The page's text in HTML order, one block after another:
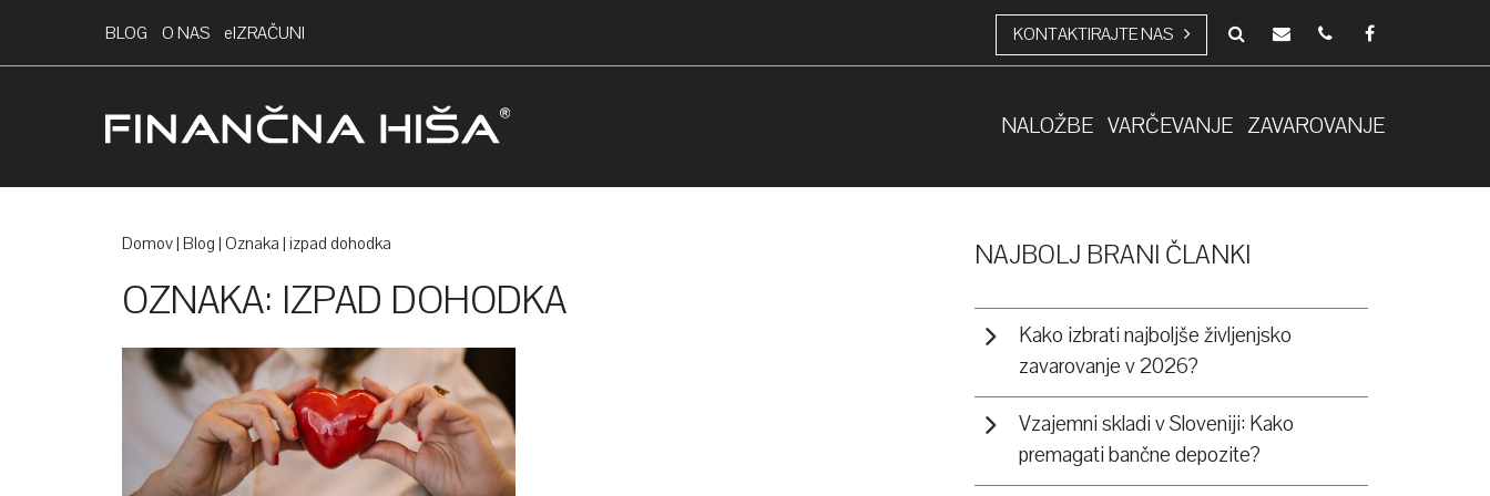
BLOG O NAS EIZRAČUNI KONTAKTIRAJTE NAS
NALOŽBE VARČEVANJE ZAVAROVANJE
Domov Blog Oznaka izpad dohodka
OZNAKA: IZPAD DOHODKA
NAJBOLJ BRANI ČLANKI
Kako izbrati najboljše življenjsko
zavarovanje v 2026?
Vzajemni skladi v Sloveniji: Kako
premagati bančne depozite?